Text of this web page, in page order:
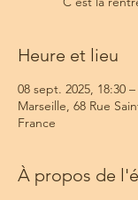
Heure et lieu
08 sept. 2025, 18:30 –
Marseille, 68 Rue
France
À propos de